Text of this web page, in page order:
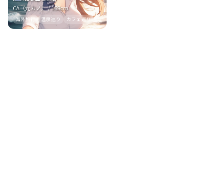
CA（元カノ） / 168cm
海外旅行 温泉巡り カフェ巡り